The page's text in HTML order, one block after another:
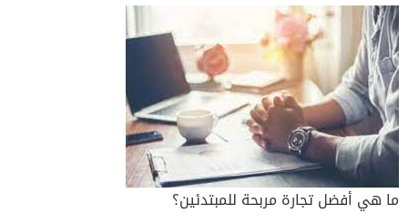
ما هي أفضل تجارة مربحة للمبتدئين؟